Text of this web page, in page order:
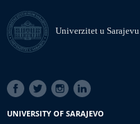
Univerzitet u Sarajevu
SOCIAL
LINKS
UNIVERSITY OF SARAJEVO